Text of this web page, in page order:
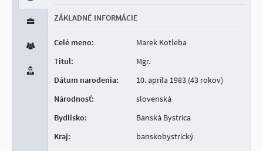
ZÁKLADNÉ INFORMÁCIE
Celé meno:
Marek Kotleba
Titul:
Mgr.
Dátum narodenia:
10. apríla 1983 (43 rokov)
Národnosť:
slovenská
Bydlisko:
Banská Bystrica
Kraj:
banskobystrický